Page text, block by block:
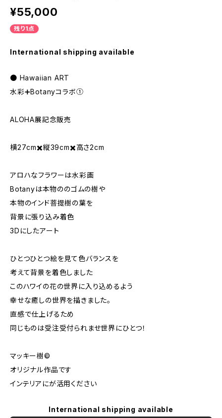
¥55,000
残り1点
International shipping available
● Hawaiian ART
水彩➕Botanyコラボ①
ALOHA展記念販売
横27cm✖️縦39cm✖️高さ2cm
アロハなフラワーは水彩画
Botanyは本物ののゴムの樹や
本物のインド菩提樹の葉を
背景に張り込み着色
3Dにしたアート
ひとつひとつ絵を見て色バランスを
考えて背景を着色しました
このハワイの花の世界に入り込めるよう
幸せな癒しの世界を描きました。
直感で仕上げるため
同じものは受注受付られませ世界にひとつ！
マッキー樹©︎
オリジナル作品です
インテリアにが活用ください
International shipping available